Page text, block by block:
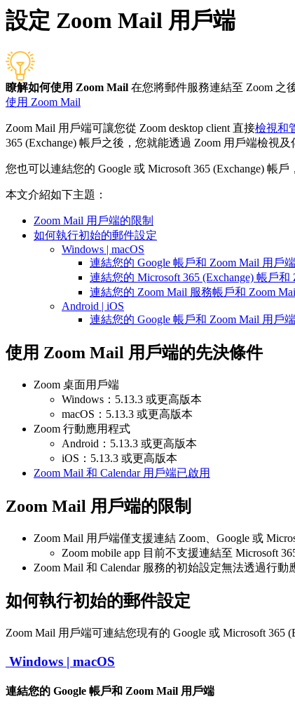
設定 Zoom Mail 用戶端
瞭解如何使用 Zoom Mail 在您將郵件服務連結至 Zoom 之
使用 Zoom Mail
Zoom Mail 用戶端可讓您從 Zoom desktop client 直接檢視和
365 (Exchange) 帳戶之後，您就能透過 Zoom 用戶端檢視
您也可以連結您的 Google 或 Microsoft 365 (Exchange) 帳
本文介紹如下主題：
Zoom Mail 用戶端的限制
如何執行初始的郵件設定
Windows | macOS
連結您的 Google 帳戶和 Zoom Mail 用戶端
連結您的 Microsoft 365 (Exchange) 帳戶
連結您的 Zoom Mail 服務帳戶和 Zoom
Android | iOS
連結您的 Google 帳戶和 Zoom Mail 用戶端
使用 Zoom Mail 用戶端的先決條件
Zoom 桌面用戶端
Windows：5.13.3 或更高版本
macOS：5.13.3 或更高版本
Zoom 行動應用程式
Android：5.13.3 或更高版本
iOS：5.13.3 或更高版本
Zoom Mail 和 Calendar 用戶端已啟用
Zoom Mail 用戶端的限制
Zoom Mail 用戶端僅支援連結 Zoom、Google 或
Zoom mobile app 目前不支援連結至 Microsoft
Zoom Mail 和 Calendar 服務的初始設定無法透過行
如何執行初始的郵件設定
Zoom Mail 用戶端可連結您現有的 Google 或 Microsoft 365
Windows | macOS
連結您的 Google 帳戶和 Zoom Mail 用戶端